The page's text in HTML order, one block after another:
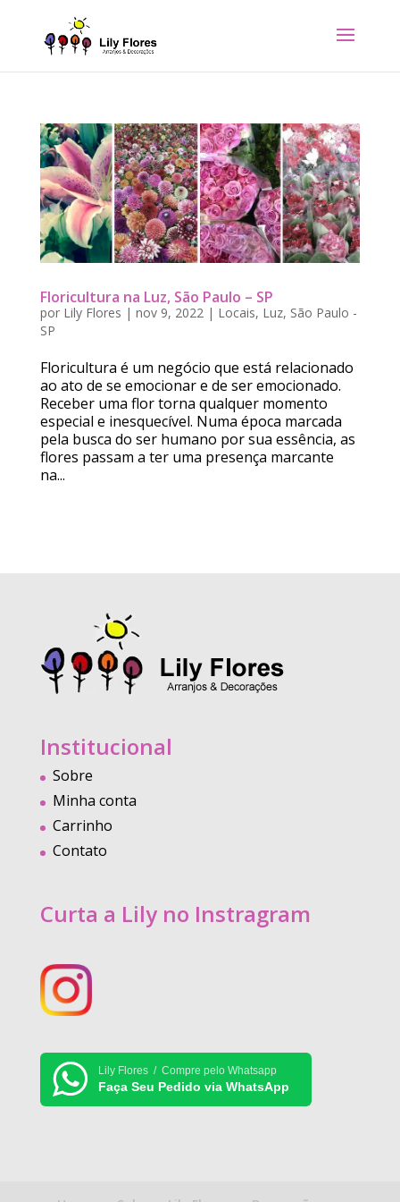
Floricultura na Luz, São Paulo – SP
por Lily Flores | nov 9, 2022| Locais, Luz, São Paulo -
SP
Floricultura é um negócio que está relacionado
ao ato de se emocionar e de ser emocionado.
Receber uma flor torna qualquer momento
especial e inesquecível. Numa época marcada
pela busca do ser humano por sua essência, as
flores passam a ter uma presença marcante
na...
Institucional
Sobre
Minha conta
Carrinho
Contato
Curta a Lily no Instragram
Lily Flores / Compre pelo Whatsapp
Faça Seu Pedido via WhatsApp